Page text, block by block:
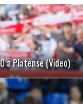
a Platense (Video)